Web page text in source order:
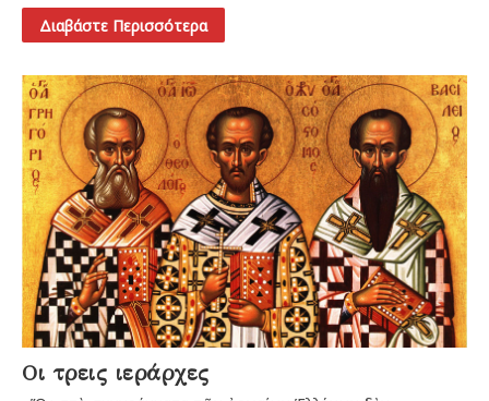
Διαβάστε Περισσότερα
Oι τρεις ιεράρχες